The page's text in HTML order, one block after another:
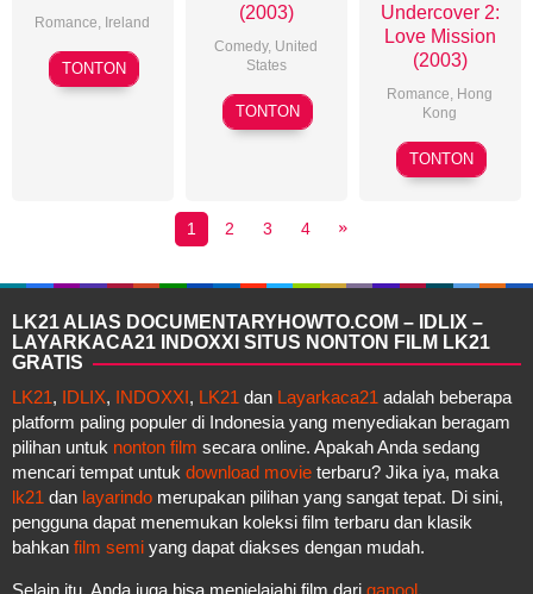
Romance Ireland
Sean
Walsh
TONTON
(2003)
Comedy, United
States
N/A
TONTON
Undercover 2:
Love Mission
(2003)
Romance Hong
Kong
Joe
Ma
TONTON
1 2 3 4
LK21 ALIAS DOCUMENTARYHOWTO.COM – IDLIX –
LAYARKACA21 INDOXXI SITUS NONTON FILM LK21
GRATIS
LK21, IDLIX, INDOXXI, LK21 dan Layarkaca21 adalah beberapa
platform paling populer di Indonesia yang menyediakan beragam
pilihan untuk nonton film secara online. Apakah Anda sedang
mencari tempat untuk download movie terbaru? Jika iya, maka
lk21 dan layarindo merupakan pilihan yang sangat tepat. Di sini,
pengguna dapat menemukan koleksi film terbaru dan klasik
bahkan film semi yang dapat diakses dengan mudah.